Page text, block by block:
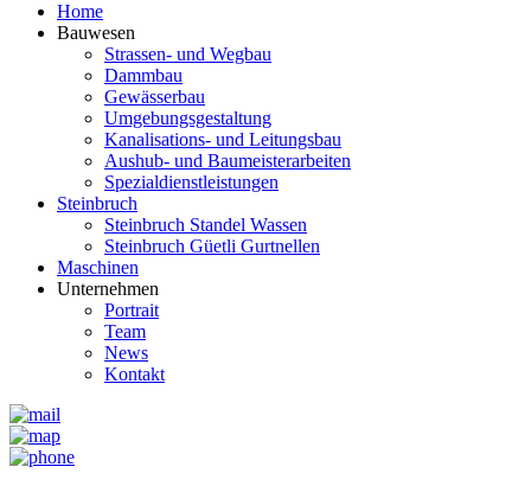
Home
Bauwesen
Strassen- und Wegbau
Dammbau
Gewässerbau
Umgebungsgestaltung
Kanalisations- und Leitungsbau
Aushub- und Baumeisterarbeiten
Spezialdienstleistungen
Steinbruch
Steinbruch Standel Wassen
Steinbruch Güetli Gurtnellen
Maschinen
Unternehmen
Portrait
Team
News
Kontakt